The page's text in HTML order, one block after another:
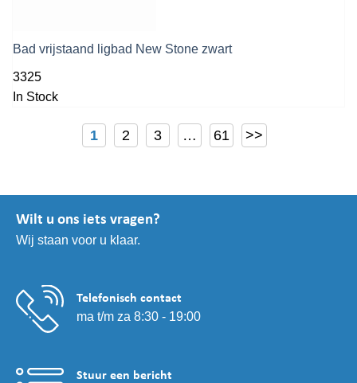
Bad vrijstaand ligbad New Stone zwart
3325
In Stock
1 2 3 … 61 >>
Wilt u ons iets vragen?
Wij staan voor u klaar.
Telefonisch contact
ma t/m za 8:30 - 19:00
Stuur een bericht